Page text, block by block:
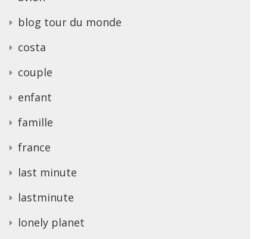
blog tour du monde
costa
couple
enfant
famille
france
last minute
lastminute
lonely planet